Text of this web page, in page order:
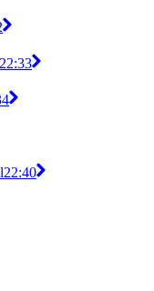
22:33
22:40